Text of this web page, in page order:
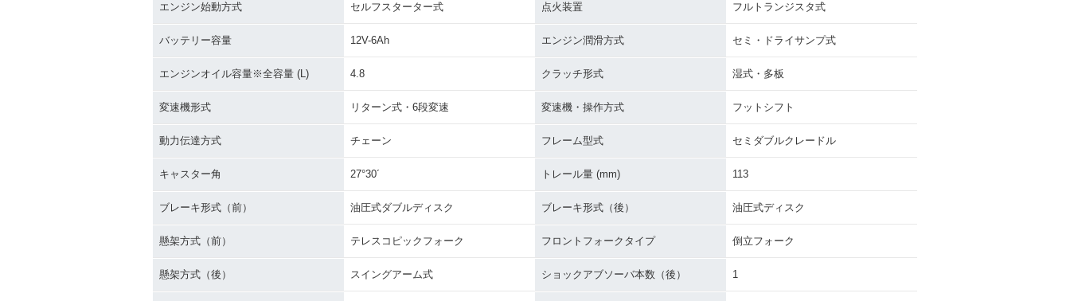
エンジン始動方式 セルフスターター式 点火装置 フルトランジスタ式
バッテリー容量 12V-6Ah エンジン潤滑方式 セミ・ドライサンプ式
エンジンオイル容量※全容量 (L) 4.8 クラッチ形式 湿式・多板
変速機形式 リターン式・6段変速 変速機・操作方式 フットシフト
動力伝達方式 チェーン フレーム型式 セミダブルクレードル
キャスター角 27°30´ トレール量 (mm) 113
ブレーキ形式（前） 油圧式ダブルディスク ブレーキ形式（後） 油圧式ディスク
懸架方式（前） テレスコピックフォーク フロントフォークタイプ 倒立フォーク
懸架方式（後） スイングアーム式 ショックアブソーバ本数（後） 1